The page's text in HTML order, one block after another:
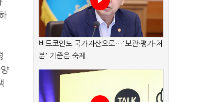
비트코인도 국가자산으로…'보관·평가·처
분' 기준은 숙제